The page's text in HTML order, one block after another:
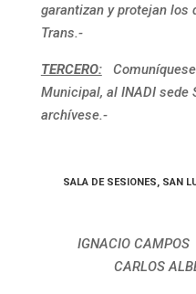
garantizan y protejan los
Trans.-
TERCERO:
Municipal, al INADI sede
archívese.-
SALA DE SESIONES, SAN
CARLOS